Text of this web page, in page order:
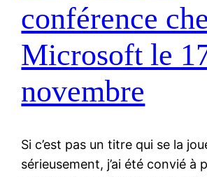
conférence
Microsoft le
novembre
Si c’est pas un titre qui se la
sérieusement, j’ai été convié à